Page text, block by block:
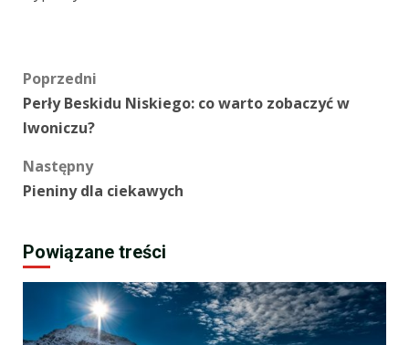
Zobacz
wpisy
Poprzedni
Perły Beskidu Niskiego: co warto zobaczyć w
Iwoniczu?
Następny
Pieniny dla ciekawych
Powiązane treści